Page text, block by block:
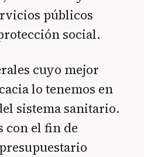
públicos
social.
cuyo mejor
lo tenemos en
sistema sanitario.
con el fin de